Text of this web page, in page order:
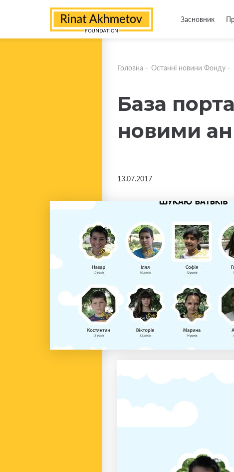
Засновник
Головна - Останні новини Фонду -
База
новими
13.07.2017